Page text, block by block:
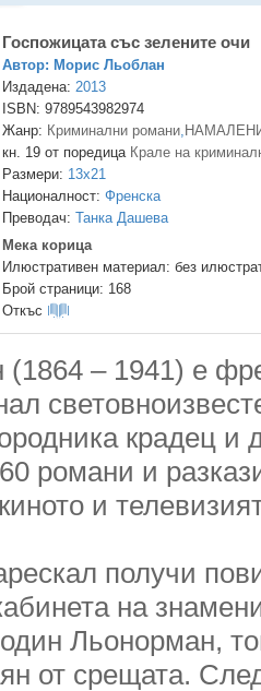
Госпожицата със зелените очи
Автор: Морис Льоблан
Издадена: 2013
ISBN: 9789543982974
Жанр: Криминални романи,
кн. 19 от поредица Крале на
Размери: 13x21
Националност: Френска
Преводач: Танка Дашева
Мека корица
Илюстративен материал: без
Брой страници: 168
Откъс
– 1941) е
крадец и
романи и
и
получи
на
Льонорман,
от срещата.